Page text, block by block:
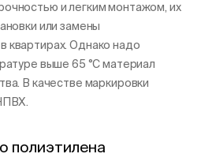
и легким монтажом, их
или замены
квартирах. Однако надо
выше 65 °C материал
В качестве маркировки
полиэтилена